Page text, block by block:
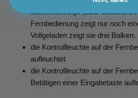
Batterieanzeige (LED
Fernbedienung zeigt nur noch
Vollgeladen zeigt sie drei Balken.
die Kontrollleuchte auf der
aufleuchtet
die Kontrollleuchte auf der
Betätigen einer Eingabetaste